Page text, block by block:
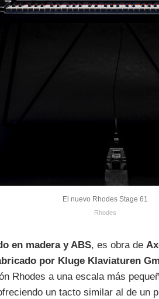
El nuevo Rhodes Stage 61
Rhodes
en madera y ABS, es obra de
por Kluge Klaviaturen
Rhodes a una escala más
un tacto similar al de un